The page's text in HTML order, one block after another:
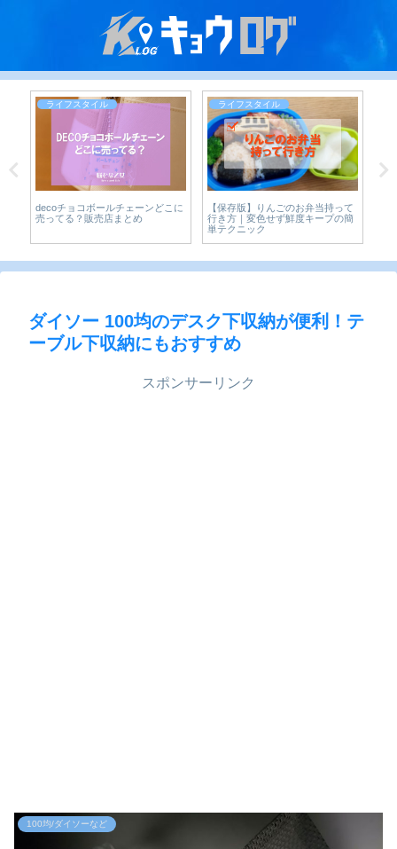
ライフスタイル
decoチョコボールチェーンどこに
売ってる？販売店まとめ
ライフスタイル
【保存版】りんごのお弁当持って
行き方｜変色せず鮮度キープの簡
単テクニック
ダイソー 100均のデスク下収納が便利！テ
ーブル下収納にもおすすめ
スポンサーリンク
100均/ダイソーなど